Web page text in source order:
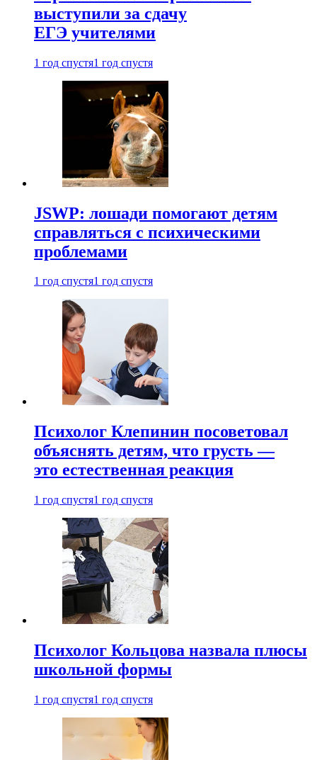
выступили за сдачу
ЕГЭ учителями
1 год спустя1 год спустя
JSWP: лошади помогают детям
справляться с психическими
проблемами
1 год спустя1 год спустя
Психолог Клепинин посоветовал
объяснять детям, что грусть —
это естественная реакция
1 год спустя1 год спустя
Психолог Кольцова назвала плюсы
школьной формы
1 год спустя1 год спустя